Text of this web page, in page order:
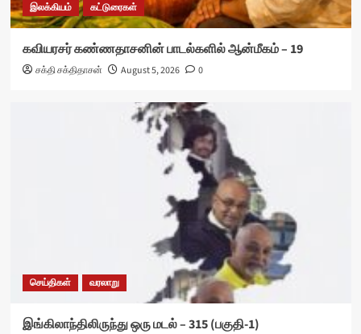
இலக்கியம் கட்டுரைகள்
கவியரசர் கண்ணதாசனின் பாடல்களில் ஆன்மீகம் – 19
சக்தி சக்திதாசன் August 5, 2026 0
செய்திகள் வரலாறு
இங்கிலாந்திலிருந்து ஒரு மடல் – 315 (பகுதி-1)